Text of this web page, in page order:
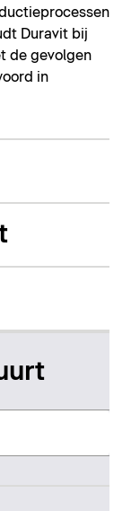
Duravit bij
de gevolgen
in